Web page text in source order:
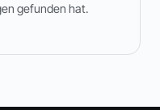
gefunden hat.